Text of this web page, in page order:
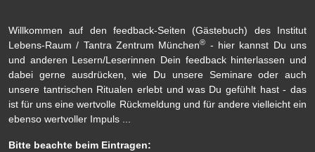
Willkommen auf den feedback-Seiten (Gästebuch) des Institut
Lebens-Raum / Tantra Zentrum München® - hier kannst Du uns
und anderen Lesern/Leserinnen Dein feedback hinterlassen und
dabei gerne ausdrücken, wie Du unsere Seminare oder auch
unsere tantrischen Ritualen erlebt und was Du gefühlt hast - das
ist für uns eine wertvolle Rückmeldung und für andere vielleicht ein
ebenso wertvoller Impuls ...
Bitte beachte beim Eintragen: